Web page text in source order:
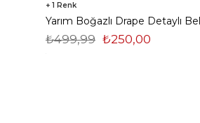
1
₺250,00
₺499,99